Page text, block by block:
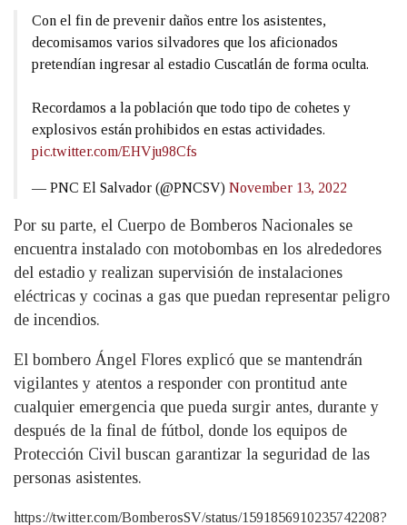
Con el fin de prevenir daños entre los asistentes,
decomisamos varios silvadores que los aficionados
pretendían ingresar al estadio Cuscatlán de forma oculta.
Recordamos a la población que todo tipo de cohetes y
explosivos están prohibidos en estas actividades.
pic.twitter.com/EHVju98Cfs
— PNC El Salvador (@PNCSV) November 13, 2022
Por su parte, el Cuerpo de Bomberos Nacionales se
encuentra instalado con motobombas en los alrededores
del estadio y realizan supervisión de instalaciones
eléctricas y cocinas a gas que puedan representar peligro
de incendios.
El bombero Ángel Flores explicó que se mantendrán
vigilantes y atentos a responder con prontitud ante
cualquier emergencia que pueda surgir antes, durante y
después de la final de fútbol, donde los equipos de
Protección Civil buscan garantizar la seguridad de las
personas asistentes.
https://twitter.com/BomberosSV/status/1591856910235742208?